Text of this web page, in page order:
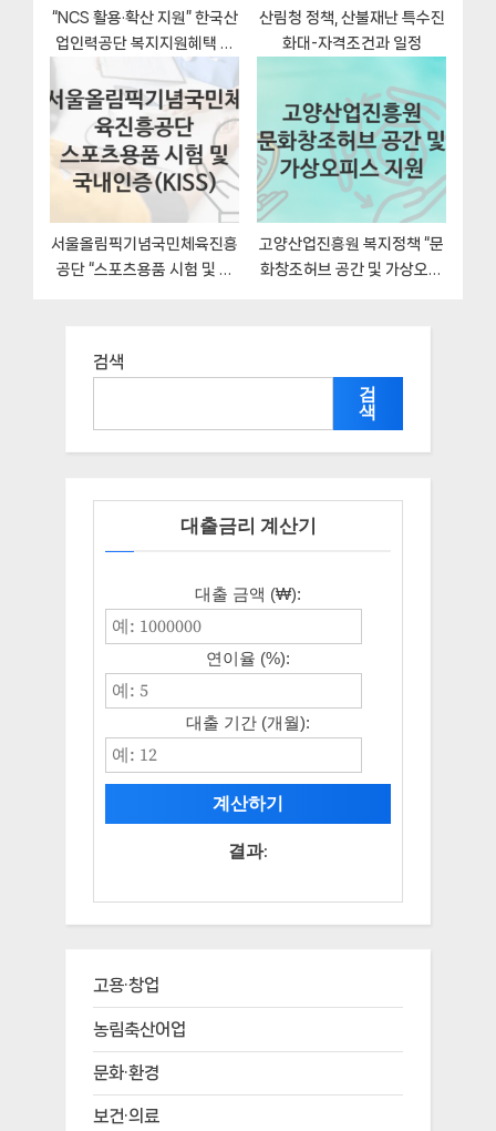
“NCS 활용·확산 지원” 한국산
업인력공단 복지지원혜택 자
격조건과 구비서류
산림청 정책, 산불재난 특수진
화대-자격조건과 일정
서울올림픽기념국민체육진흥
공단 “스포츠용품 시험 및 국
고양산업진흥원 복지정책 “문
화창조허브 공간 및 가상오피
검색
검
색
대출금리 계산기
대출 금액 (₩):
연이율 (%):
대출 기간 (개월):
계산하기
결과:
고용·창업
농림축산어업
문화·환경
보건·의료